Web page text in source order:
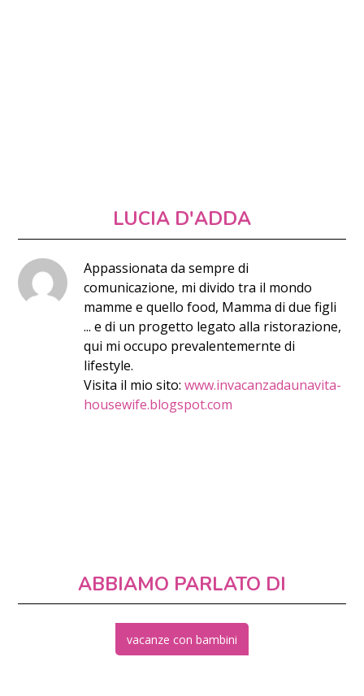
LUCIA D'ADDA
Appassionata da sempre di
comunicazione, mi divido tra il mondo
mamme e quello food, Mamma di due figli
... e di un progetto legato alla ristorazione,
qui mi occupo prevalentemernte di
lifestyle.
Visita il mio sito:www.invacanzadaunavita-
housewife.blogspot.com
ABBIAMO PARLATO DI
vacanze con bambini